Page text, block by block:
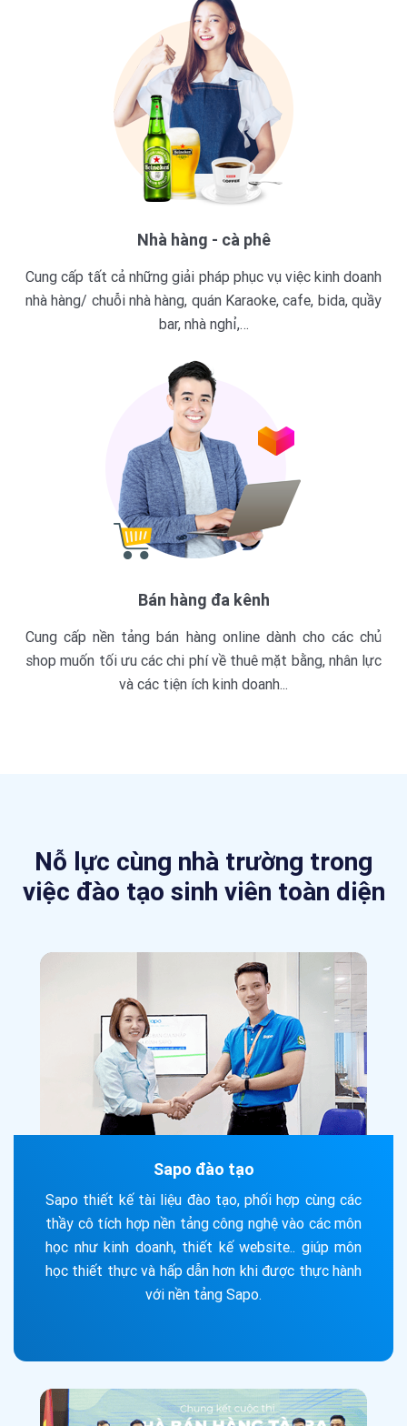
Nhà hàng - cà phê
Cung cấp tất cả những giải pháp phục vụ việc kinh doanh
nhà hàng/ chuỗi nhà hàng, quán Karaoke, cafe, bida, quầy
bar, nhà nghỉ,…
Bán hàng đa kênh
Cung cấp nền tảng bán hàng online dành cho các chủ
shop muốn tối ưu các chi phí về thuê mặt bằng, nhân lực
và các tiện ích kinh doanh...
Nỗ lực cùng nhà trường trong
việc đào tạo sinh viên toàn diện
Sapo đào tạo
Sapo thiết kế tài liệu đào tạo, phối hợp cùng các
thầy cô tích hợp nền tảng công nghệ vào các môn
học như kinh doanh, thiết kế website.. giúp môn
học thiết thực và hấp dẫn hơn khi được thực hành
với nền tảng Sapo.